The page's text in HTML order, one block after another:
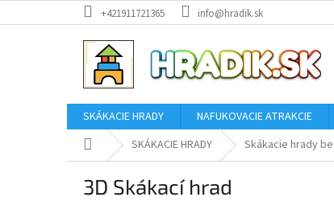
na
+421911721365 info@hradik.sk
SKÁKACIE HRADY NAFUKOVACIE ATRAKCIE
DomovSKÁKACIE HRADY Skákacie hrady
3D Skákací hrad